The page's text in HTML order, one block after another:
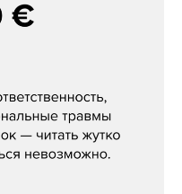
«Мясорубка